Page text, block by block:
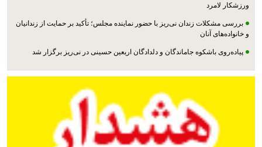
ورزشکار لامرد
بررسی مشکلات زندان نی‌ریز با حضور نماینده مجلس؛ تأکید بر حمایت از زندانیان
و خانواده‌های آنان
پیاده‌روی باشکوه جاماندگان و دلدادگان اربعین حسینی در نی‌ریز برگزار شد